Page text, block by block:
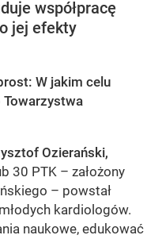
współpracę
jej efekty
W jakim celu
Towarzystwa
Ozierański,
30 PTK – założony
– powstał
kardiologów.
naukowe, edukować